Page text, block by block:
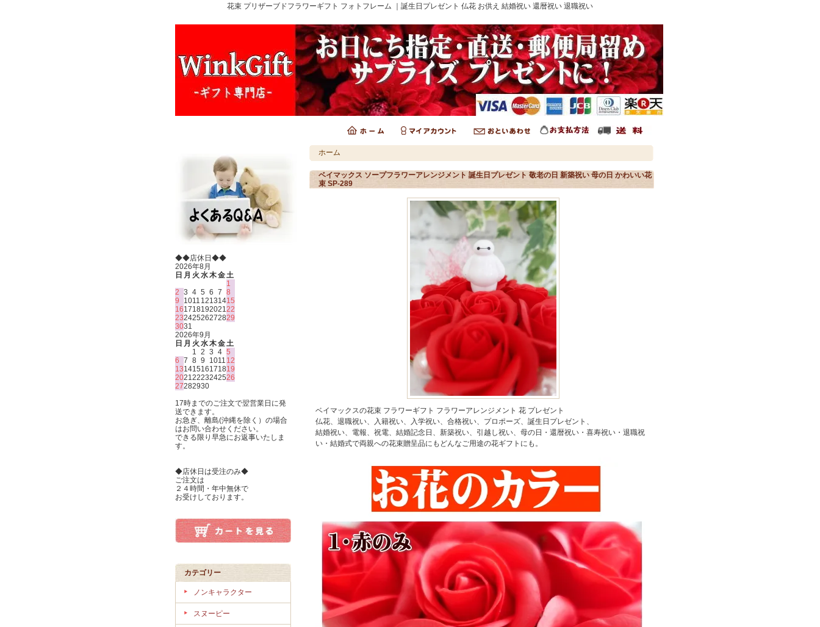
花束 プリザーブドフラワーギフト フォトフレーム ｜誕生日プレゼント 仏花 お供え 結婚祝い 還暦祝い 退職祝い
◆◆店休日◆◆
2026年8月
日 月 火 水木金土
1
2 3 4 5 6 7 8
9
1011 12131415
16171819202122
23242526272829
3031
2026年9月
日 月 火 水木金土
1 2 3 4 5
6 7 8 9 1011 12
13141516171819
20212223242526
27282930
17時までのご注文で翌営業日に発
送できます。
お急ぎ、離島(沖縄を除く）の場合
はお問い合わせください。
できる限り早急にお返事いたしま
す。
◆店休日は受注のみ◆
ご注文は
２４時間・年中無休で
お受けしております。
カテゴリー
ノンキャラクター
スヌーピー
ホーム
ベイマックス ソープフラワーアレンジメント 誕生日プレゼント 敬老の日 新築祝い 母の日 かわいい花
束 SP-289
ベイマックスの花束 フラワーギフト フラワーアレンジメント 花 プレゼント
仏花、退職祝い、入籍祝い、入学祝い、合格祝い、プロポーズ、誕生日プレゼント、
結婚祝い、電報、祝電、結婚記念日、新築祝い、引越し祝い、母の日・還暦祝い・喜寿祝い・退職祝
い・結婚式で両親への花束贈呈品にもどんなご用途の花ギフトにも。